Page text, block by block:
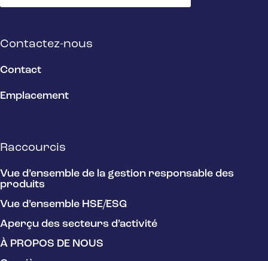
Contactez-nous
Contact
Emplacement
Raccourcis
Vue d’ensemble de la gestion responsable des
produits
Vue d’ensemble HSE/ESG
Aperçu des secteurs d’activité
À PROPOS DE NOUS